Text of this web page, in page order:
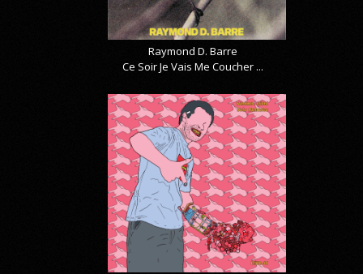
Raymond D. Barre
Ce Soir Je Vais Me Coucher ...